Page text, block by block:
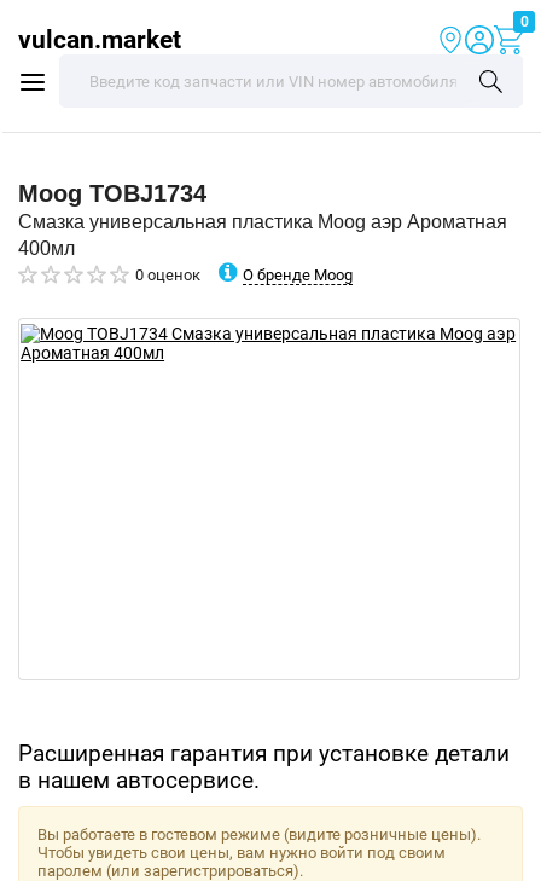
vulcan.market
0
Moog TOBJ1734
Смазка универсальная пластика Moog аэр Ароматная
400мл
0 оценок О бренде Moog
Расширенная гарантия при установке детали
в нашем автосервисе.
Вы работаете в гостевом режиме (видите розничные цены).
Чтобы увидеть свои цены, вам нужно войти под своим
паролем (или зарегистрироваться).